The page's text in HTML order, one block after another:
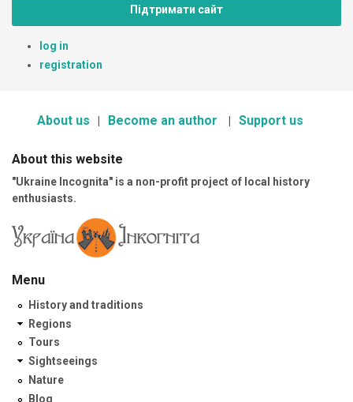
Підтримати сайт
log in
registration
About us Become an author Support us
About this website
"Ukraine Incognita" is a non-profit project of local history
enthusiasts.
Menu
History and traditions
Regions
Tours
Sightseeings
Nature
Blog